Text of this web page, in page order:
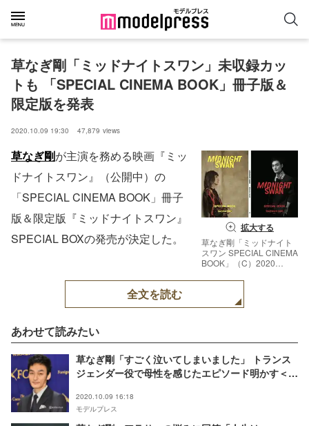
草なぎ剛「ミッドナイトスワン」未収録カッ
トも 「SPECIAL CINEMA BOOK」冊子版＆
限定版を発表
2020.10.09 19:30 47,879 views
拡大する
草なぎ剛「ミッドナイト
スワン SPECIAL CINEMA
BOOK」（C）2020
Partner
草なぎ剛が主演を務める映画『ミッ
ドナイトスワン』（公開中）の
「SPECIAL CINEMA BOOK」冊子
版＆限定版『ミッドナイトスワン』
SPECIAL BOXの発売が決定した。
全文を読む
あわせて読みたい
草なぎ剛「すごく泣いてしまいました」 トランス
ジェンダー役で母性を感じたエピソード明かす＜ミ
2020.10.09 16:18
モデルプレス